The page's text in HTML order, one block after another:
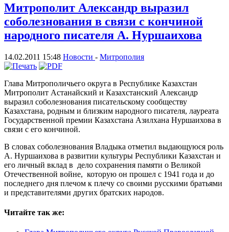
Митрополит Александр выразил
соболезнования в связи с кончиной
народного писателя А. Нуршаихова
14.02.2011 15:48 Новости - Митрополия
Глава Митрополичьего округа в Республике Казахстан
Митрополит Астанайский и Казахстанский Александр
выразил соболезнования писательскому сообществу
Казахстана, родным и близким народного писателя, лауреата
Государственной премии Казахстана Азилхана Нуршаихова в
связи с его кончиной.
В словах соболезнования Владыка отметил выдающуюся роль
А. Нуршаихова в развитии культуры Республики Казахстан и
его личный вклад в дело сохранения памяти о Великой
Отечественной войне, которую он прошел с 1941 года и до
последнего дня плечом к плечу со своими русскими братьями
и представителями других братских народов.
Читайте так же: